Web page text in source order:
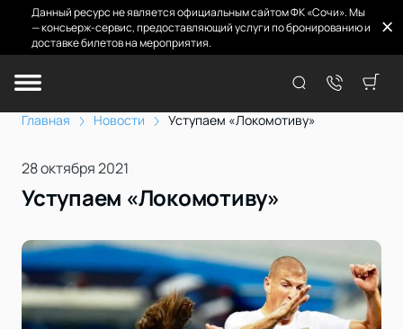
Данный ресурс не является официальным сайтом ФК «Сочи». Мы
— консьерж-сервис, предоставляющий услуги по бронированию и
доставке билетов на мероприятия.
Главная Новости Уступаем «Локомотиву»
28 октября 2021
Уступаем «Локомотиву»